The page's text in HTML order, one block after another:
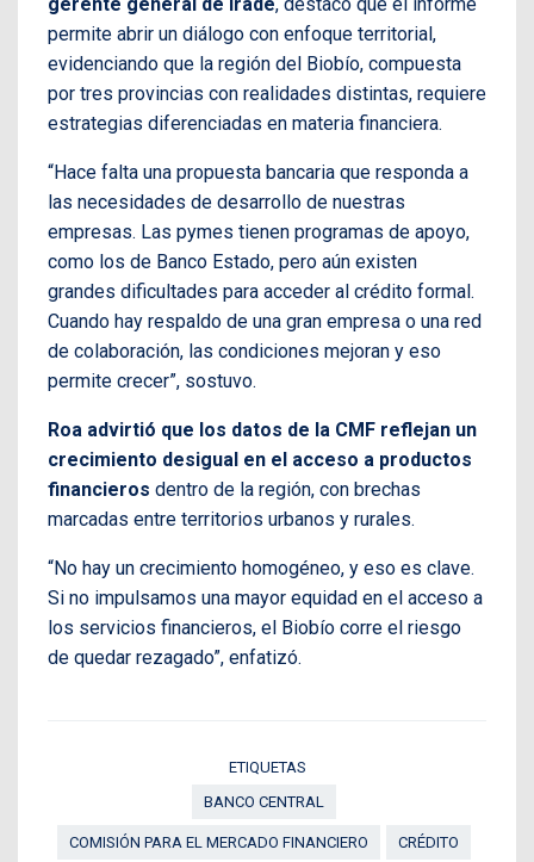
gerente general de Irade, destacó que el informe
permite abrir un diálogo con enfoque territorial,
evidenciando que la región del Biobío, compuesta
por tres provincias con realidades distintas, requiere
estrategias diferenciadas en materia financiera.
“Hace falta una propuesta bancaria que responda a
las necesidades de desarrollo de nuestras
empresas. Las pymes tienen programas de apoyo,
como los de Banco Estado, pero aún existen
grandes dificultades para acceder al crédito formal.
Cuando hay respaldo de una gran empresa o una red
de colaboración, las condiciones mejoran y eso
permite crecer”, sostuvo.
Roa advirtió que los datos de la CMF reflejan un
crecimiento desigual en el acceso a productos
financieros dentro de la región, con brechas
marcadas entre territorios urbanos y rurales.
“No hay un crecimiento homogéneo, y eso es clave.
Si no impulsamos una mayor equidad en el acceso a
los servicios financieros, el Biobío corre el riesgo
de quedar rezagado”, enfatizó.
ETIQUETAS
BANCO CENTRAL
COMISIÓN PARA EL MERCADO FINANCIERO CRÉDITO